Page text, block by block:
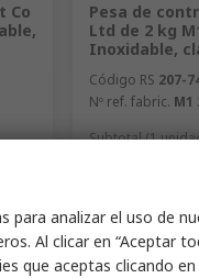
Co
Pesa de
Ltd de 2 kg
Inoxidable,
Código RS 207-
Nº ref. fabric. M1
Subtotal (1
para analizar el uso de
Al clicar en “Aceptar
que aceptas clicando en